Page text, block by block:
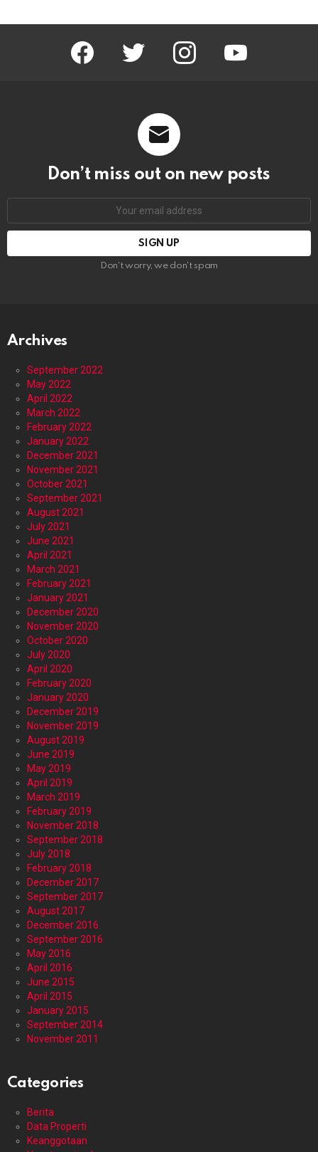
facebook twitter instagram youtube
Don’t miss out on new posts
Don't worry, we don't spam
Archives
September 2022
May 2022
April 2022
March 2022
February 2022
January 2022
December 2021
November 2021
October 2021
September 2021
August 2021
July 2021
June 2021
April 2021
March 2021
February 2021
January 2021
December 2020
November 2020
October 2020
July 2020
April 2020
February 2020
January 2020
December 2019
November 2019
August 2019
June 2019
May 2019
April 2019
March 2019
February 2019
November 2018
September 2018
July 2018
February 2018
December 2017
September 2017
August 2017
December 2016
September 2016
May 2016
April 2016
June 2015
April 2015
January 2015
September 2014
November 2011
Categories
Berita
Data Properti
Keanggotaan